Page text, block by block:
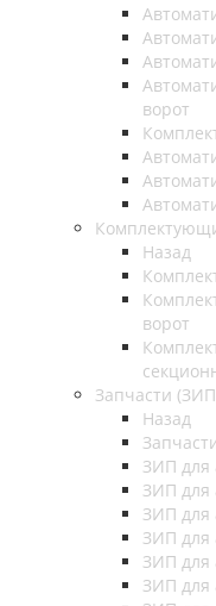
ворот
Назад
ворот
Запчасти
Назад
ЗИП для
ЗИП для
ЗИП для
ЗИП для
ЗИП для
ЗИП для